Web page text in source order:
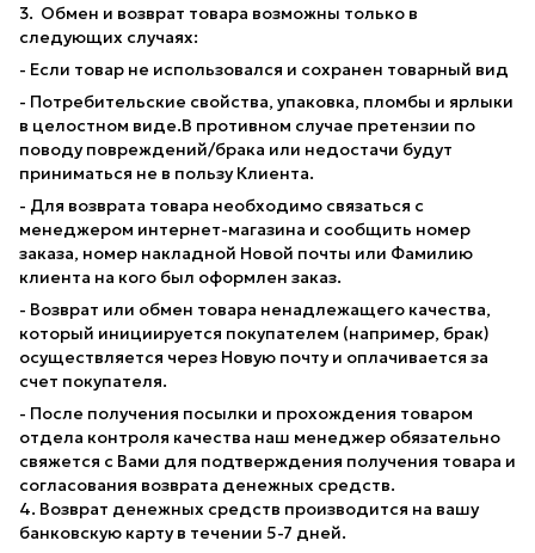
3. Обмен и возврат товара возможны только в
следующих случаях:
- Если товар не использовался и сохранен товарный вид
- Потребительские свойства, упаковка, пломбы и ярлыки
в целостном виде.В противном случае претензии по
поводу повреждений/брака или недостачи будут
приниматься не в пользу Клиента.
- Для возврата товара необходимо связаться с
менеджером интернет-магазина и сообщить номер
заказа, номер накладной Новой почты или Фамилию
клиента на кого был оформлен заказ.
- Возврат или обмен товара ненадлежащего качества,
который инициируется покупателем (например, брак)
осуществляется через Новую почту и оплачивается за
счет покупателя.
- После получения посылки и прохождения товаром
отдела контроля качества наш менеджер обязательно
свяжется с Вами для подтверждения получения товара и
согласования возврата денежных средств.
4. Возврат денежных средств производится на вашу
банковскую карту в течении 5-7 дней.